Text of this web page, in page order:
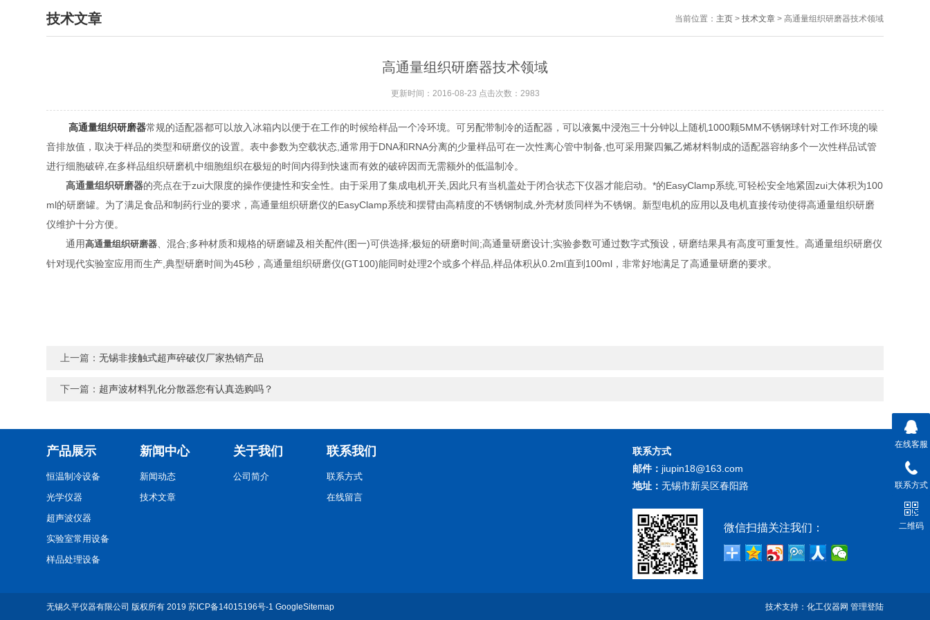
技术文章 当前位置： 主页> 技术文章> 高通量组织研磨器技术领域
高通量组织研磨器技术领域
更新时间：2016-08-23 点击次数：2983
高通量组织研磨器常规的适配器都可以放入冰箱内以便于在工作的时候给样品一个冷环境。可另配带制冷的适配器，可以液氮中浸泡三十分钟以上随机1000颗5MM不锈钢球针对工作环境的噪
音排放值，取决于样品的类型和研磨仪的设置。表中参数为空载状态,通常用于DNA和RNA分离的少量样品可在一次性离心管中制备,也可采用聚四氟乙烯材料制成的适配器容纳多个一次性样品试管
进行细胞破碎,在多样品组织研磨机中细胞组织在极短的时间内得到快速而有效的破碎因而无需额外的低温制冷。
高通量组织研磨器的亮点在于zui大限度的操作便捷性和安全性。由于采用了集成电机开关,因此只有当机盖处于闭合状态下仪器才能启动。*的EasyClamp系统,可轻松安全地紧固zui大体积为100
ml的研磨罐。为了满足食品和制药行业的要求，高通量组织研磨仪的EasyClamp系统和摆臂由高精度的不锈钢制成,外壳材质同样为不锈钢。新型电机的应用以及电机直接传动使得高通量组织研磨
仪维护十分方便。
通用高通量组织研磨器 、混合;多种材质和规格的研磨罐及相关配件(图一)可供选择;极短的研磨时间;高通量研磨设计;实验参数可通过数字式预设，研磨结果具有高度可重复性。高通量组织研磨仪
针对现代实验室应用而生产,典型研磨时间为45秒，高通量组织研磨仪(GT100)能同时处理2个或多个样品,样品体积从0.2ml直到100ml，非常好地满足了高通量研磨的要求。
上一篇：无锡非接触式超声碎破仪厂家热销产品
下一篇： 超声波材料乳化分散器您有认真选购吗？
产品展示
恒温制冷设备
光学仪器
超声波仪器
实验室常用设备
样品处理设备
生命科学仪器
新闻中心
新闻动态
技术文章
关于我们
公司简介
联系我们
联系方式
在线留言
联系方式
邮件： jiupin18@163.com
地址： 无锡市新吴区春阳路
微信扫描关注我们：
技术支持： 化工仪器网 管理登陆
无锡久平仪器有限公司 版权所有 2019苏ICP备14015196号-1 GoogleSitemap
在线客服
联系方式
二维码